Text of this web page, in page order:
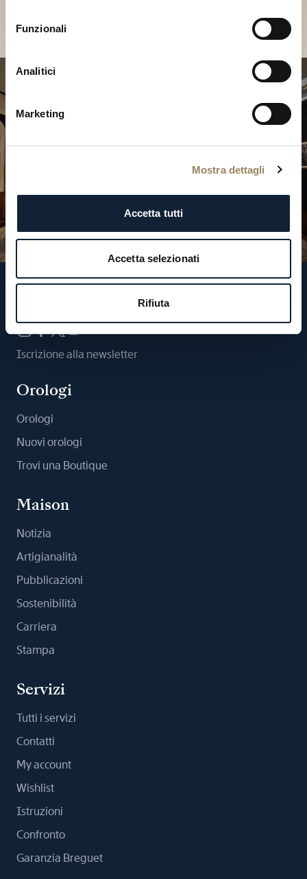
Funzionali
Analitici
Marketing
Mostra dettagli
Accetta tutti
Accetta selezionati
Rifiuta
Iscrizione alla newsletter
Orologi
Orologi
Nuovi orologi
Trovi una Boutique
Maison
Notizia
Artigianalità
Pubblicazioni
Sostenibilità
Carriera
Stampa
Servizi
Tutti i servizi
Contatti
My account
Wishlist
Istruzioni
Confronto
Garanzia Breguet